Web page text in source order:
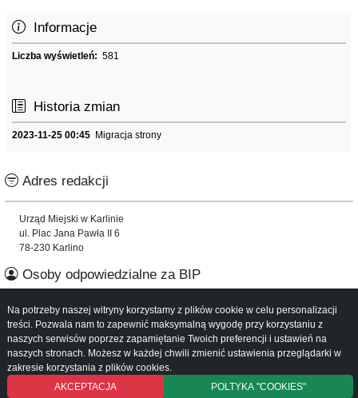
Informacje
Liczba wyświetleń: 581
Historia zmian
2023-11-25 00:45 Migracja strony
Adres redakcji
Urząd Miejski w Karlinie
ul. Plac Jana Pawła II 6
78-230 Karlino
Osoby odpowiedzialne za BIP
Informacje o serwisie
Mapa serwisu
Instrukcja obsługi
Na potrzeby naszej witryny korzystamy z plików cookie w celu personalizacji
treści. Pozwala nam to zapewnić maksymalną wygodę przy korzystaniu z
naszych serwisów poprzez zapamiętanie Twoich preferencji i ustawień na
naszych stronach. Możesz w każdej chwili zmienić ustawienia przeglądarki w
zakresie korzystania z plików cookies.
AKCEPTACJA
POLTYKA "COOKIES"